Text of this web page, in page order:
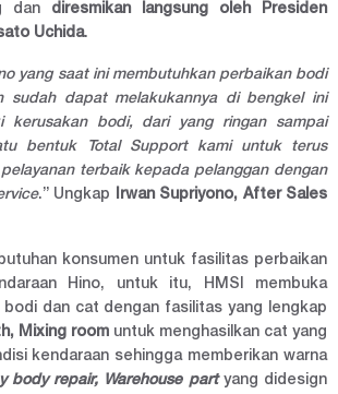
dan diresmikan langsung oleh Presiden
Uchida.
yang saat ini membutuhkan perbaikan bodi
sudah dapat melakukannya di bengkel ini
kerusakan bodi, dari yang ringan sampai
bentuk Total Support kami untuk terus
terbaik kepada pelanggan dengan
.” Ungkap
Irwan Supriyono, After Sales
konsumen untuk fasilitas perbaikan
Hino, untuk itu, HMSI membuka
bodi dan cat dengan fasilitas yang lengkap
Mixing room untuk menghasilkan cat yang
kendaraan sehingga memberikan warna
body repair, Warehouse partyang didesign